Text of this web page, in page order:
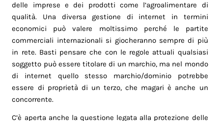
delle imprese e dei prodotti come l’agroalimentare di
qualità. Una diversa gestione di internet in termini
economici può valere moltissimo perché le partite
commerciali internazionali si giocheranno sempre di più
in rete. Basti pensare che con le regole attuali qualsiasi
soggetto può essere titolare di un marchio, ma nel mondo
di internet quello stesso marchio/dominio potrebbe
essere di proprietà di un terzo, che magari è anche un
concorrente.
C’è aperta anche la questione legata alla protezione delle